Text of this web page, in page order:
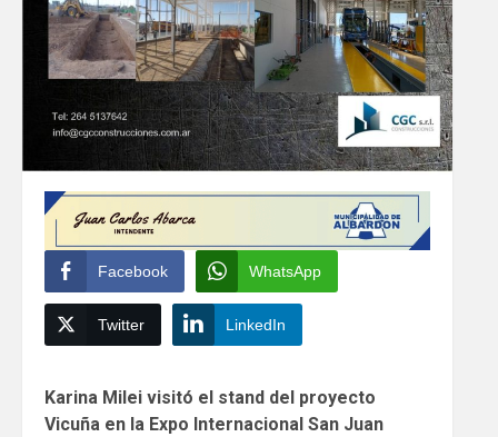
Facebook WhatsApp
Twitter LinkedIn
Reading
Karina Milei visitó el stand del proyecto
Vicuña en la Expo Internacional San Juan